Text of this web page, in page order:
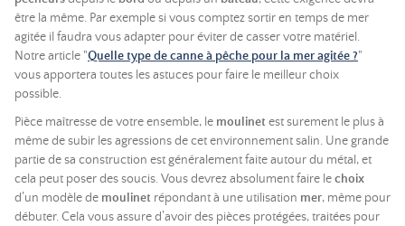
être la même. Par exemple si vous comptez sortir en temps de mer
agitée il faudra vous adapter pour éviter de casser votre matériel.
Notre article "Quelle type de canne à pêche pour la mer agitée ?"
vous apportera toutes les astuces pour faire le meilleur choix
possible.
Pièce maîtresse de votre ensemble, le moulinetest surement le plus à
même de subir les agressions de cet environnement salin. Une grande
partie de sa construction est généralement faite autour du métal, et
cela peut poser des soucis. Vous devrez absolument faire lechoix
d’un modèle de moulinet répondant à une utilisation mer, même pour
débuter. Cela vous assure d’avoir des pièces protégées, traitées pour